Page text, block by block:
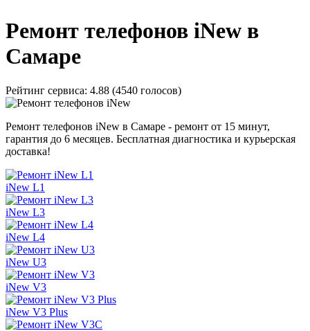
Ремонт телефонов iNew в
Самаре
Рейтинг сервиса: 4.88 (4540 голосов)
Ремонт телефонов iNew в Самаре - ремонт от 15 минут,
гарантия до 6 месяцев. Бесплатная диагностика и курьерская
доставка!
iNew L1
iNew L3
iNew L4
iNew U3
iNew V3
iNew V3 Plus